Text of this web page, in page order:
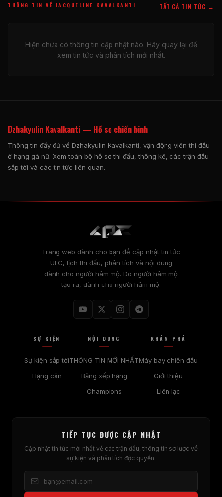
THÔNG TIN VỀ JACQUELINE KAVALKANTI TẤT CẢ TIN TỨC →
Hiện chưa có thông tin cập nhật nào. Hãy quay lại để
xem tin tức và phân tích mới nhất.
Dzhakyulin Kavalkanti — Hồ sơ chiến binh
Thông tin đầy đủ về Dzhakyulin Kavalkanti, vận động viên thi đấu
ở hạng gà nữ. Xem toàn bộ hồ sơ thi đấu, thống kê, các trận đấu
sắp tới và các tin tức liên quan.
Trang web dành cho bạn để cập nhật tin tức
UFC, lịch thi đấu, phân tích và nội dung
dành cho người hâm mộ. Do người hâm mộ
tạo ra, dành cho người hâm mộ.
SỰ KIỆN
Sự kiện sắp tới
Hạng cân
NỘI DUNG
THÔNG TIN MỚI NHẤT
Bảng xếp hạng
Champions
KHÁM PHÁ
Máy bay chiến đấu
Giới thiệu
Liên lạc
TIẾP TỤC ĐƯỢC CẬP NHẬT
Cập nhật tin tức mới nhất về các trận đấu, thông tin sơ lược về
sự kiện và phân tích độc quyền.